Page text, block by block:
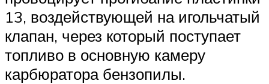
13, воздействующей на игольчатый
клапан, через который поступает
топливо в основную камеру
карбюратора бензопилы.